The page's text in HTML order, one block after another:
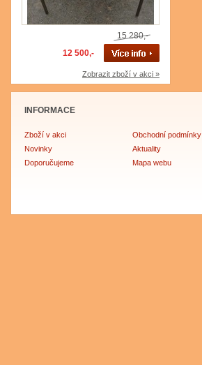
15 280,-
12 500,-
Zobrazit zboží v akci »
INFORMACE
Zboží v akci
Novinky
Doporučujeme
Obchodní podmínky
Aktuality
Mapa webu